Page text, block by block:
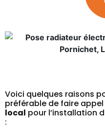
Voici quelques raisons
préférable de faire appel
local pour l’installation
: